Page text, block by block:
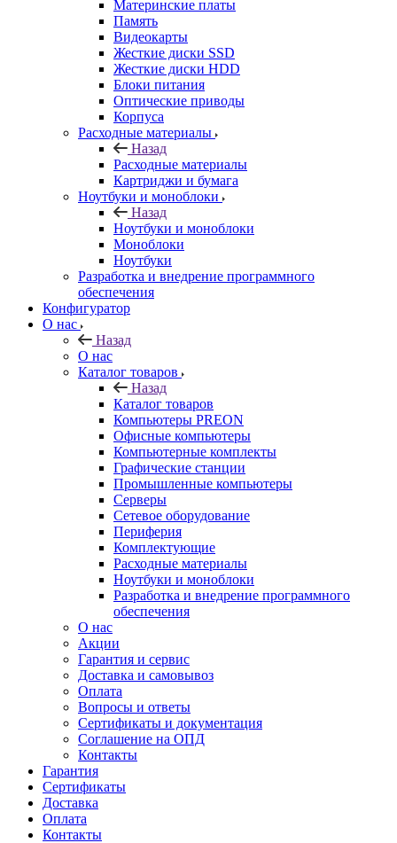
Материнские платы
Память
Видеокарты
Жесткие диски SSD
Жесткие диски HDD
Блоки питания
Оптические приводы
Корпуса
Расходные материалы
Назад
Расходные материалы
Картриджи и бумага
Ноутбуки и моноблоки
Назад
Ноутбуки и моноблоки
Моноблоки
Ноутбуки
Разработка и внедрение программного
обеспечения
Конфигуратор
О нас
Назад
О нас
Каталог товаров
Назад
Каталог товаров
Компьютеры PREON
Офисные компьютеры
Компьютерные комплекты
Графические станции
Промышленные компьютеры
Серверы
Сетевое оборудование
Периферия
Комплектующие
Расходные материалы
Ноутбуки и моноблоки
Разработка и внедрение программного
обеспечения
О нас
Акции
Гарантия и сервис
Доставка и самовывоз
Оплата
Вопросы и ответы
Сертификаты и документация
Соглашение на ОПД
Контакты
Гарантия
Сертификаты
Доставка
Оплата
Контакты